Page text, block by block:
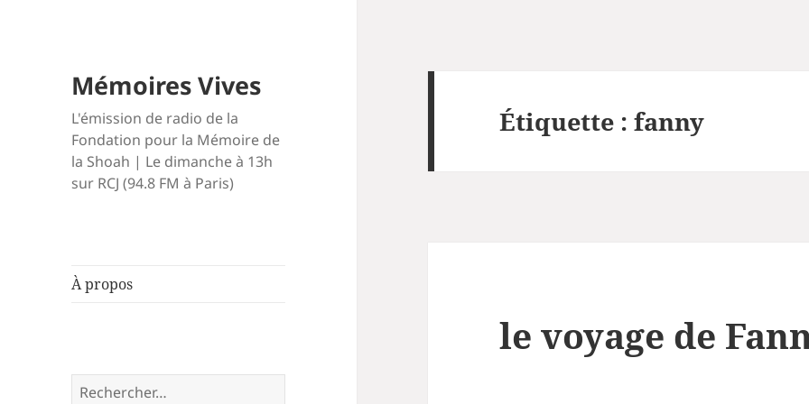
Mémoires Vives
L'émission de radio de la
Fondation pour la Mémoire de
la Shoah | Le dimanche à 13h
sur RCJ (94.8 FM à Paris)
À propos
Rechercher :
Étiquette :fanny
le voyage de